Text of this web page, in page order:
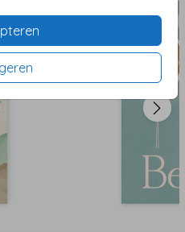
glad stevig karton en
metfoliedrukof
een afmeting van 30 x
gedrukt. Elk label heeft
deze met een koord
stickers naar wens